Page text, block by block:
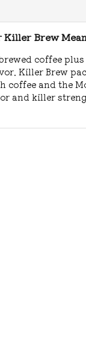
Brew
coffee
Killer Brew
coffee and the
and killer